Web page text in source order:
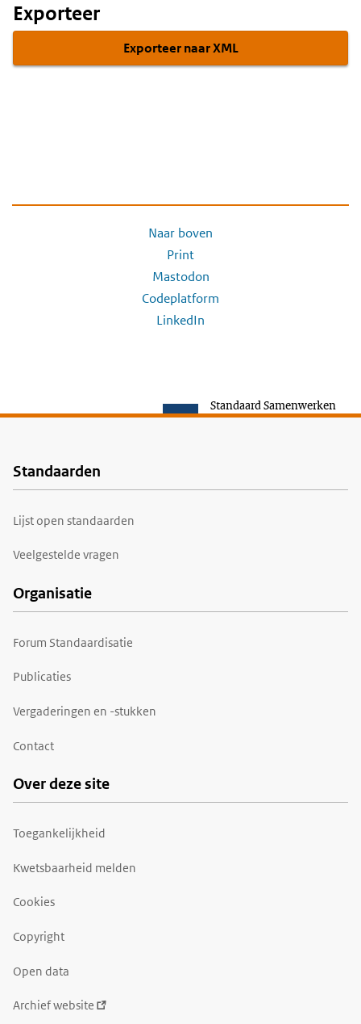
Exporteer
Exporteer naar XML
Naar boven
Print
Mastodon
Codeplatform
LinkedIn
Standaard Samenwerken
Voet
Standaarden
Lijst open standaarden
Veelgestelde vragen
Organisatie
Forum Standaardisatie
Publicaties
Vergaderingen en -stukken
Contact
Over deze site
Toegankelijkheid
Kwetsbaarheid melden
Cookies
Copyright
Open data
Archief website